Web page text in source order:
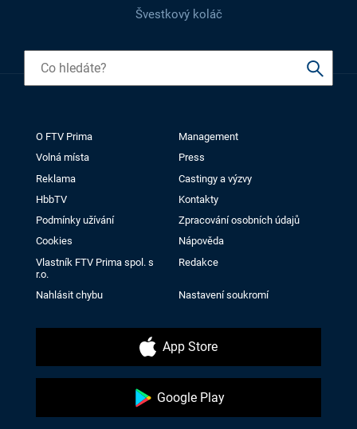
Švestkový koláč
O FTV Prima
Management
Volná místa
Press
Reklama
Castingy a výzvy
HbbTV
Kontakty
Podmínky užívání
Zpracování osobních údajů
Cookies
Nápověda
Vlastník FTV Prima spol. s
r.o.
Redakce
Nahlásit chybu Nastavení soukromí
App Store
Google Play